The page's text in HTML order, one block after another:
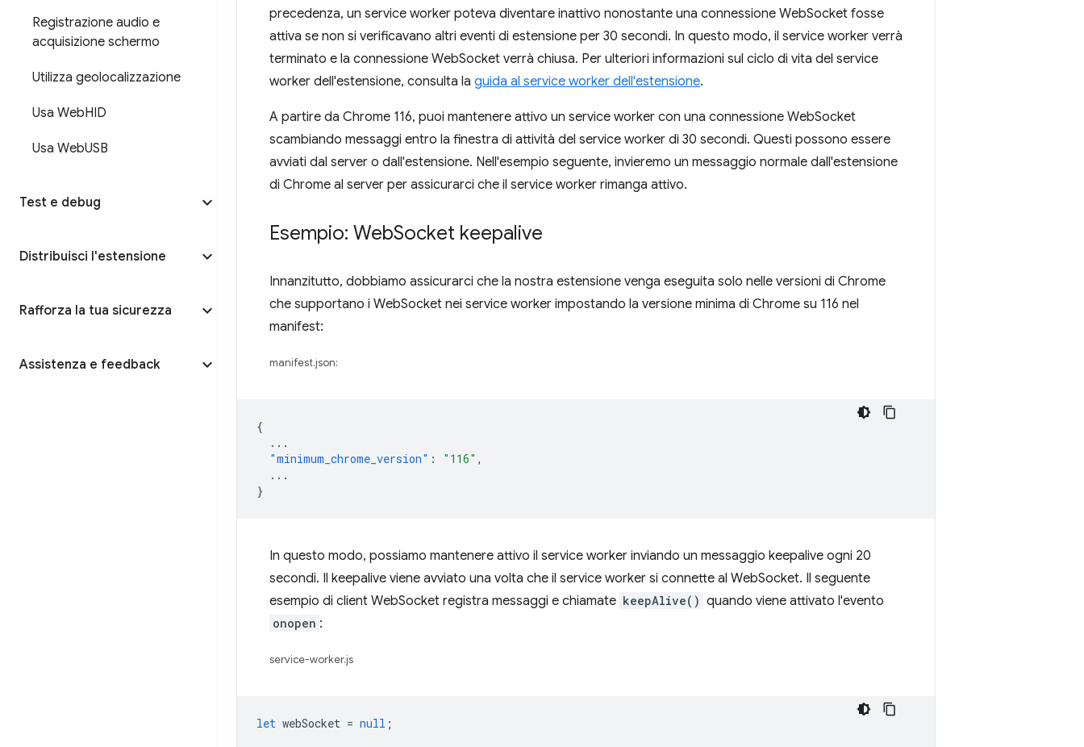
Registrazione audio e
acquisizione schermo
Utilizza geolocalizzazione
Usa WebHID
Usa WebUSB
Test e debug
Distribuisci l'estensione
Rafforza la tua sicurezza
Assistenza e feedback
precedenza, un service worker poteva diventare inattivo nonostante una connessione WebSocket fosse
attiva se non si verificavano altri eventi di estensione per 30 secondi. In questo modo, il service worker verrà
terminato e la connessione WebSocket verrà chiusa. Per ulteriori informazioni sul ciclo di vita del service
worker dell'estensione, consulta la guida al service worker dell'estensione.
A partire da Chrome 116, puoi mantenere attivo un service worker con una connessione WebSocket
scambiando messaggi entro la finestra di attività del service worker di 30 secondi. Questi possono essere
avviati dal server o dall'estensione. Nell'esempio seguente, invieremo un messaggio normale dall'estensione
di Chrome al server per assicurarci che il service worker rimanga attivo.
Esempio: WebSocket keepalive
Innanzitutto, dobbiamo assicurarci che la nostra estensione venga eseguita solo nelle versioni di Chrome
che supportano i WebSocket nei service worker impostando la versione minima di Chrome su 116 nel
manifest:
manifest.json:
{
...
"minimum_chrome_version" : "116" ,
...
}
In questo modo, possiamo mantenere attivo il service worker inviando un messaggio keepalive ogni 20
secondi. Il keepalive viene avviato una volta che il service worker si connette al WebSocket. Il seguente
esempio di client WebSocket registra messaggi e chiamate keepAlive() quando viene attivato l'evento
onopen :
service-worker.js
let webSocket = null ;